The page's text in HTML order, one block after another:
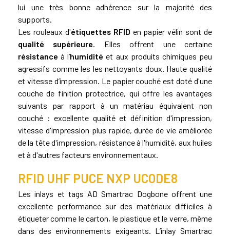
lui une très bonne adhérence sur la majorité des
supports.
Les rouleaux d'étiquettes RFID en papier vélin sont de
qualité supérieure . Elles offrent une certaine
résistanceà l’humidité et aux produits chimiques peu
agressifs comme les les nettoyants doux. Haute qualité
et vitesse d’impression. Le papier couché est doté d'une
couche de finition protectrice, qui offre les avantages
suivants par rapport à un matériau équivalent non
couché : excellente qualité et définition d'impression,
vitesse d'impression plus rapide, durée de vie améliorée
de la tête d'impression, résistance à l'humidité, aux huiles
et à d'autres facteurs environnementaux.
RFID UHF PUCE NXP UCODE8
Les inlays et tags AD Smartrac Dogbone offrent une
excellente performance sur des matériaux difficiles à
étiqueter comme le carton, le plastique et le verre, même
dans des environnements exigeants. L’inlay Smartrac